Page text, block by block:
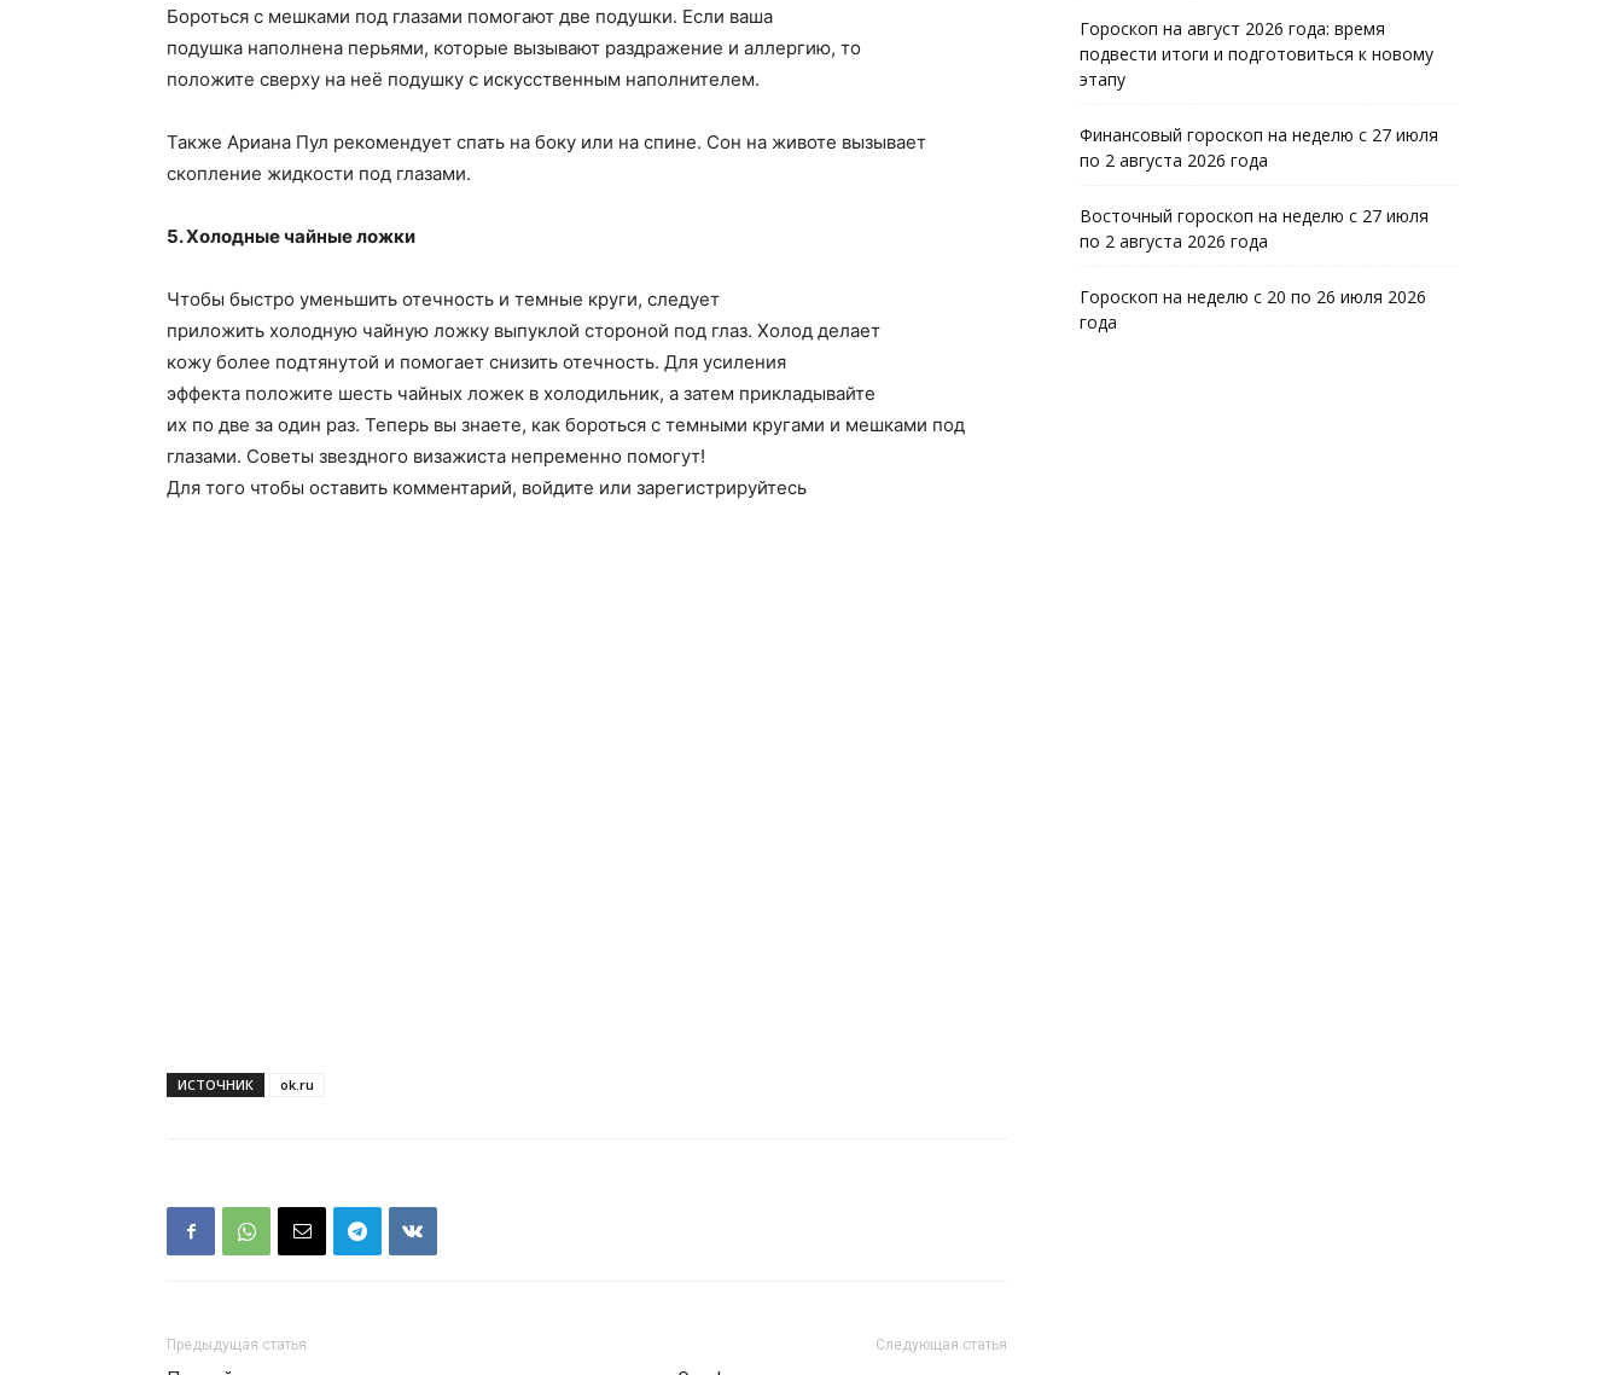
Бороться с мешками под глазами помогают две подушки. Если ваша
подушка наполнена перьями, которые вызывают раздражение и аллергию, то
положите сверху на неё подушку с искусственным наполнителем.
Также Ариана Пул рекомендует спать на боку или на спине. Сон на животе вызывает
скопление жидкости под глазами.
5. Холодные чайные ложки
Чтобы быстро уменьшить отечность и темные круги, следует
приложить холодную чайную ложку выпуклой стороной под глаз. Холод делает
кожу более подтянутой и помогает снизить отечность. Для усиления
эффекта положите шесть чайных ложек в холодильник, а затем прикладывайте
их по две за один раз. Теперь вы знаете, как бороться с темными кругами и мешками под
глазами. Советы звездного визажиста непременно помогут!
Для того чтобы оставить комментарий, войдите или зарегистрируйтесь
ИСТОЧНИК ok.ru
Предыдущая статья Следующая статья
Гороскоп на август 2026 года: время
подвести итоги и подготовиться к новому
этапу
Финансовый гороскоп на неделю с 27 июля
по 2 августа 2026 года
Восточный гороскоп на неделю с 27 июля
по 2 августа 2026 года
Гороскоп на неделю с 20 по 26 июля 2026
года